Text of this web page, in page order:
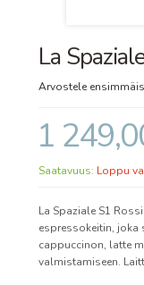
La
Arvostele
1
Saatavuus: Loppu
La Spaziale S1
espressokeitin,
cappuccinon, latte
valmistamiseen.